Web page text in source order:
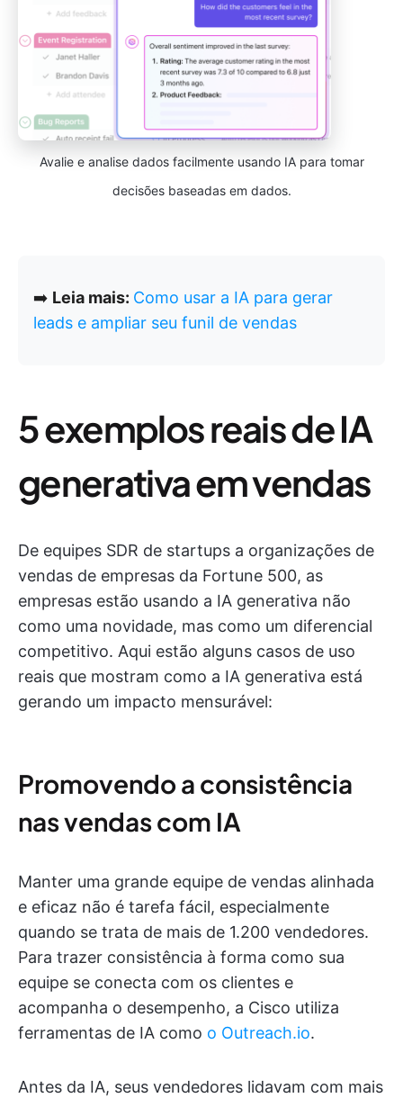
Avalie e analise dados facilmente usando IA para tomar
decisões baseadas em dados.
➡️ Leia mais: Como usar a IA para gerar
leads e ampliar seu funil de vendas
5 exemplos reais de IA
generativa em vendas
De equipes SDR de startups a organizações de
vendas de empresas da Fortune 500, as
empresas estão usando a IA generativa não
como uma novidade, mas como um diferencial
competitivo. Aqui estão alguns casos de uso
reais que mostram como a IA generativa está
gerando um impacto mensurável:
Promovendo a consistência
nas vendas com IA
Manter uma grande equipe de vendas alinhada
e eficaz não é tarefa fácil, especialmente
quando se trata de mais de 1.200 vendedores.
Para trazer consistência à forma como sua
equipe se conecta com os clientes e
acompanha o desempenho, a Cisco utiliza
ferramentas de IA como o Outreach.io.
Antes da IA, seus vendedores lidavam com mais